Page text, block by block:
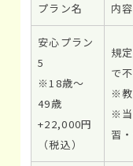
プラン名 内容
安心プラン
5
※18歳～
49歳
+22,000円
（税込）
規
で
※
※当
習